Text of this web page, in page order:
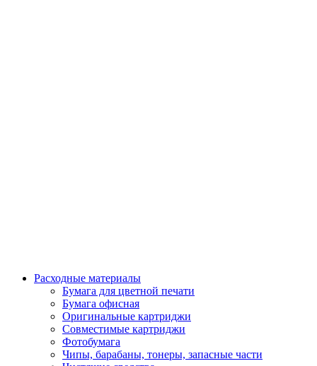
Расходные материалы
Бумага для цветной печати
Бумага офисная
Оригинальные картриджи
Совместимые картриджи
Фотобумага
Чипы, барабаны, тонеры, запасные части